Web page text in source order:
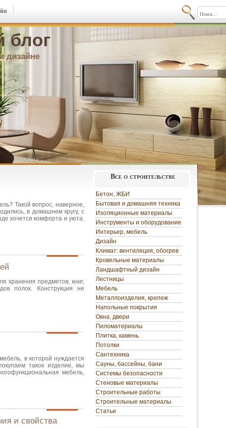
блог
дизайне
Такой вопрос, наверное,
в домашнем кругу, с
хочется комфорта и уюта.
хранения предметов, книг,
полок. Конструкция не
в которой нуждается
такое изделие, мы
мебель,
и свойства
Все о строительстве
Бетон, ЖБИ
Бытовая и домашняя техника
Изоляционные материалы
Инструменты и оборудование
Интерьер, мебель
Дизайн
Климат: вентиляция, обогрев
Кровельные материалы
Ландшафтный дизайн
Лестницы
Мебель
Металлоизделия, крепеж
Напольные покрытия
Окна, двери
Пиломатериалы
Плитка, камень
Потолки
Сантехника
Сауны, бассейны, бани
Системы безопасности
Стеновые материалы
Строительные работы
Строительные материалы
Статьи